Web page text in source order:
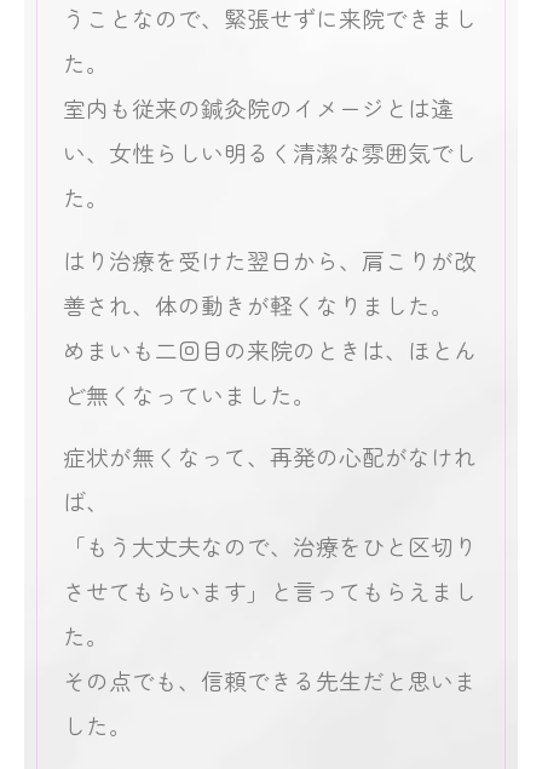
うことなので、緊張せずに来院できまし
た。
室内も従来の鍼灸院のイメージとは違
い、女性らしい明るく清潔な雰囲気でし
た。
はり治療を受けた翌日から、肩こりが改
善され、体の動きが軽くなりました。
めまいも二回目の来院のときは、ほとん
ど無くなっていました。
症状が無くなって、再発の心配がなけれ
ば、
「もう大丈夫なので、治療をひと区切り
させてもらいます」と言ってもらえまし
た。
その点でも、信頼できる先生だと思いま
した。